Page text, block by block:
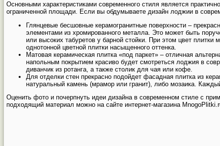
Основными характеристиками современного стиля является
ограниченной площади. Если вы обдумываете дизайн лоджии в
Глянцевые бесшовные керамогранитные поверхности –
элементами из хромированного металла. Это может быть
или высоких табуретов у барной стойки. При этом цвет
однотонной цветной плитки насыщенного оттенка.
Матовая керамическая плитка «под паркет» – отличная
напольным покрытием красиво будет смотреться лоджия в
диванчик из ротанга, а также столик для чая или кофе.
Для отделки стен прекрасно подойдет фасадная плитка из
натуральный камень (мрамор или гранит), либо мозаика.
Оценить фото и почерпнуть идеи дизайна в современном стиле с
подходящий материал можно на сайте интернет-магазина